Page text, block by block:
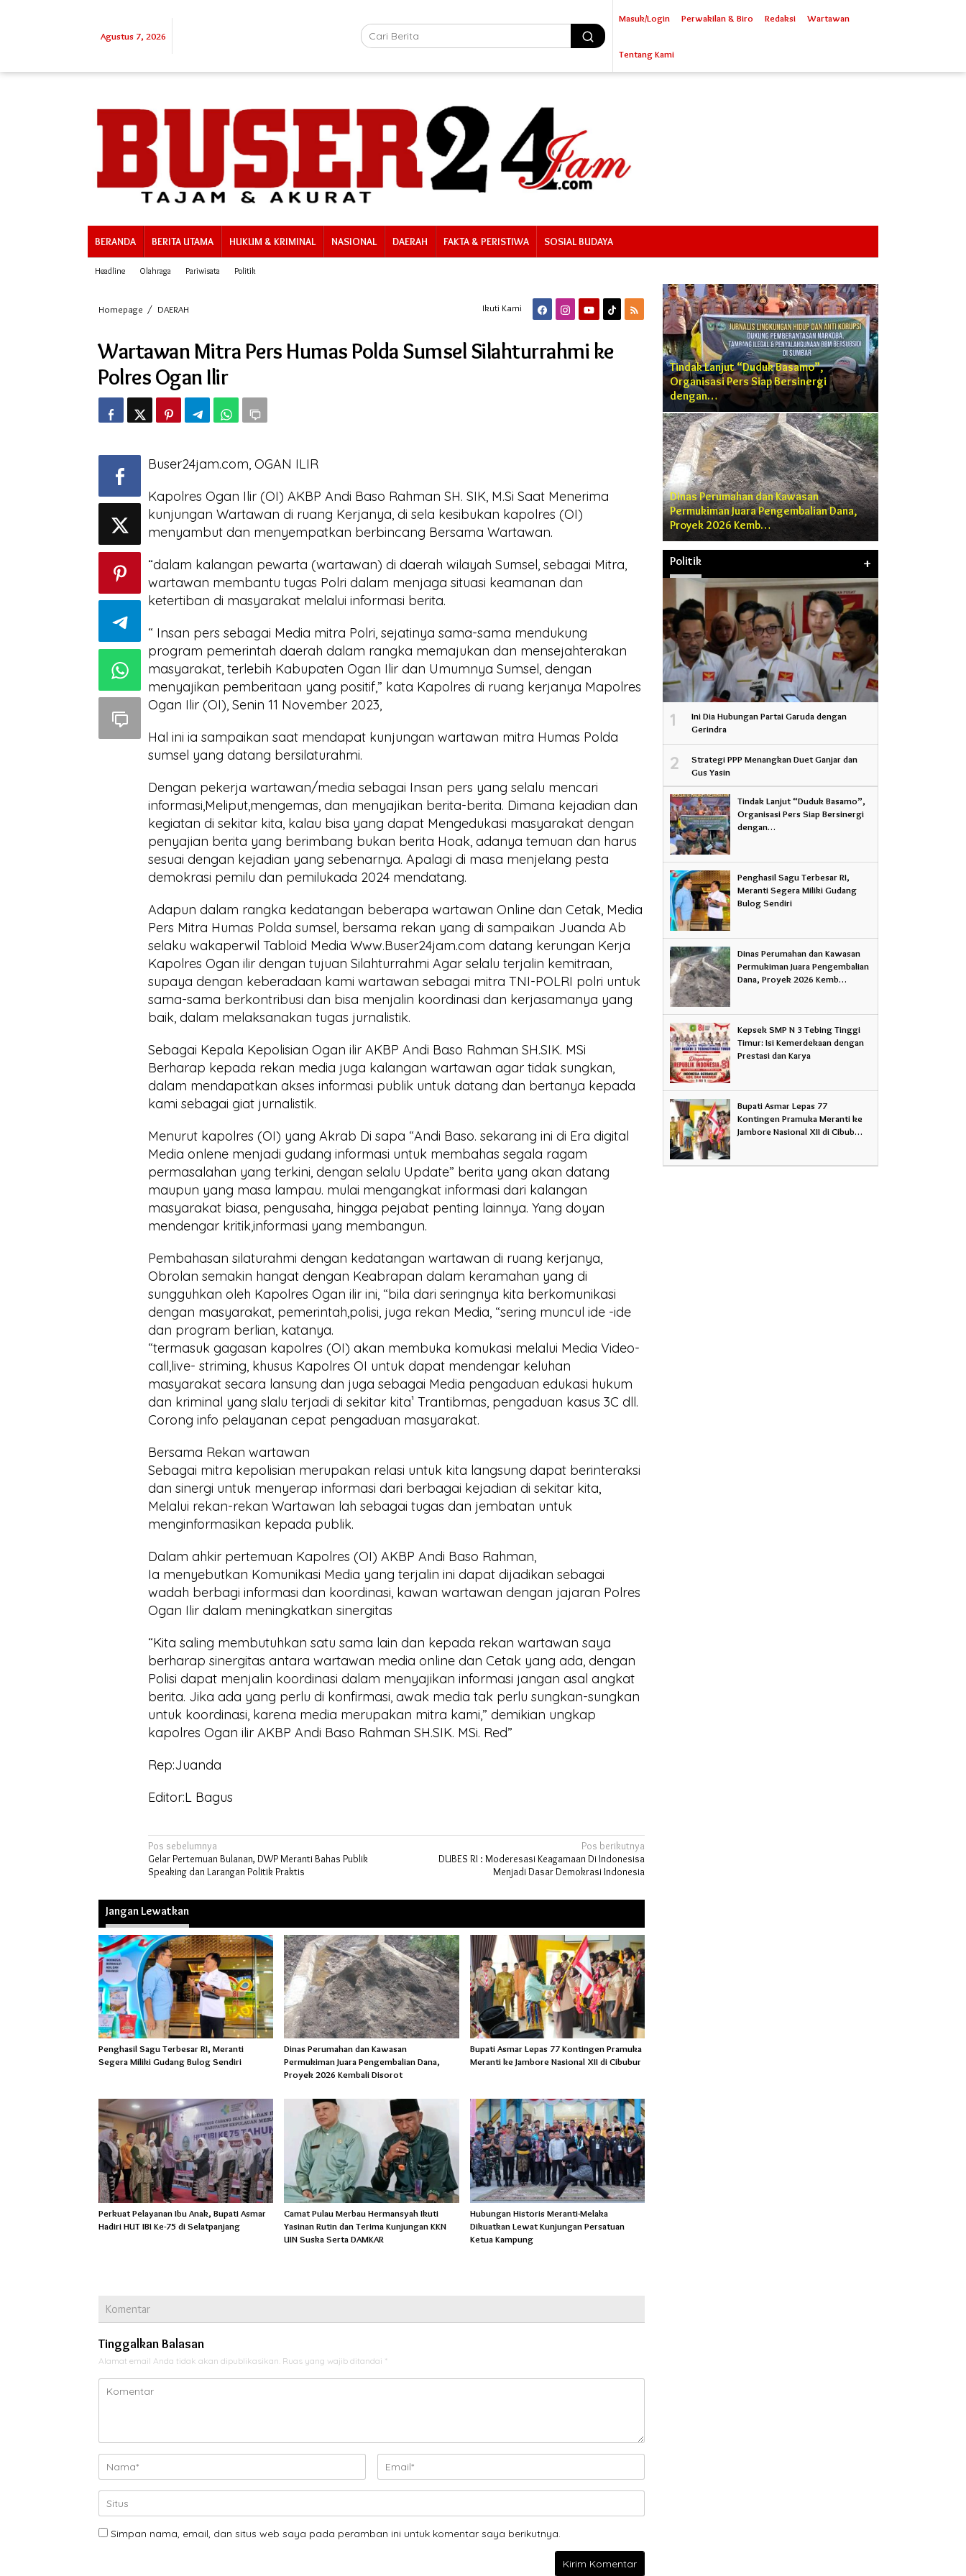
Agustus 7, 2026
Masuk/Login Perwakilan & Biro Redaksi Wartawan
Tentang Kami
BERANDA BERITA UTAMA HUKUM & KRIMINAL NASIONAL DAERAH FAKTA & PERISTIWA SOSIAL BUDAYA
Headline Olahraga Pariwisata Politik
Homepage / DAERAH
Humas
Polda
Sumsel
Silahturrahmi
ke
Polres
Ogan
Ikuti Kami
Wartawan Mitra Pers Humas Polda Sumsel Silahturrahmi ke
Polres Ogan Ilir
Buser24jam.com, OGAN ILIR
Kapolres Ogan Ilir (OI) AKBP Andi Baso Rahman SH. SIK, M.Si Saat Menerima
kunjungan Wartawan di ruang Kerjanya, di sela kesibukan kapolres (OI)
menyambut dan menyempatkan berbincang Bersama Wartawan.
“dalam kalangan pewarta (wartawan) di daerah wilayah Sumsel, sebagai Mitra,
wartawan membantu tugas Polri dalam menjaga situasi keamanan dan
ketertiban di masyarakat melalui informasi berita.
“ Insan pers sebagai Media mitra Polri, sejatinya sama-sama mendukung
program pemerintah daerah dalam rangka memajukan dan mensejahterakan
masyarakat, terlebih Kabupaten Ogan Ilir dan Umumnya Sumsel, dengan
menyajikan pemberitaan yang positif,” kata Kapolres di ruang kerjanya Mapolres
Ogan Ilir (OI), Senin 11 November 2023,
Hal ini ia sampaikan saat mendapat kunjungan wartawan mitra Humas Polda
sumsel yang datang bersilaturahmi.
Dengan pekerja wartawan/media sebagai Insan pers yang selalu mencari
informasi,Meliput,mengemas, dan menyajikan berita-berita. Dimana kejadian dan
kegiatan di sekitar kita, kalau bisa yang dapat Mengedukasi masyarakat dengan
penyajian berita yang berimbang bukan berita Hoak, adanya temuan dan harus
sesuai dengan kejadian yang sebenarnya. Apalagi di masa menjelang pesta
demokrasi pemilu dan pemilukada 2024 mendatang.
Adapun dalam rangka kedatangan beberapa wartawan Online dan Cetak, Media
Pers Mitra Humas Polda sumsel, bersama rekan yang di sampaikan Juanda Ab
selaku wakaperwil Tabloid Media Www.Buser24jam.com datang kerungan Kerja
Kapolres Ogan ilir dengan tujuan Silahturrahmi Agar selalu terjalin kemitraan,
supaya dengan keberadaan kami wartawan sebagai mitra TNI-POLRI polri untuk
sama-sama berkontribusi dan bisa menjalin koordinasi dan kerjasamanya yang
baik, dalam melaksanakan tugas jurnalistik.
Sebagai Kepala Kepolisian Ogan ilir AKBP Andi Baso Rahman SH.SIK. MSi
Berharap kepada rekan media juga kalangan wartawan agar tidak sungkan,
dalam mendapatkan akses informasi publik untuk datang dan bertanya kepada
kami sebagai giat jurnalistik.
Menurut kapolres (OI) yang Akrab Di sapa “Andi Baso. sekarang ini di Era digital
Media onlene menjadi gudang informasi untuk membahas segala ragam
permasalahan yang terkini, dengan selalu Update” berita yang akan datang
maupun yang masa lampau. mulai mengangkat informasi dari kalangan
masyarakat biasa, pengusaha, hingga pejabat penting lainnya. Yang doyan
mendengar kritik,informasi yang membangun.
Pembahasan silaturahmi dengan kedatangan wartawan di ruang kerjanya,
Obrolan semakin hangat dengan Keabrapan dalam keramahan yang di
sungguhkan oleh Kapolres Ogan ilir ini, “bila dari seringnya kita berkomunikasi
dengan masyarakat, pemerintah,polisi, juga rekan Media, “sering muncul ide -ide
dan program berlian, katanya.
“termasuk gagasan kapolres (OI) akan membuka komukasi melalui Media Video-
call,live- striming, khusus Kapolres OI untuk dapat mendengar keluhan
masyarakat secara lansung dan juga sebagai Media pengaduan edukasi hukum
dan kriminal yang slalu terjadi di sekitar kita¹ Trantibmas, pengaduan kasus 3C dll.
Corong info pelayanan cepat pengaduan masyarakat.
Bersama Rekan wartawan
Sebagai mitra kepolisian merupakan relasi untuk kita langsung dapat berinteraksi
dan sinergi untuk menyerap informasi dari berbagai kejadian di sekitar kita,
Melalui rekan-rekan Wartawan lah sebagai tugas dan jembatan untuk
menginformasikan kepada publik.
Dalam ahkir pertemuan Kapolres (OI) AKBP Andi Baso Rahman,
Ia menyebutkan Komunikasi Media yang terjalin ini dapat dijadikan sebagai
wadah berbagi informasi dan koordinasi, kawan wartawan dengan jajaran Polres
Ogan Ilir dalam meningkatkan sinergitas
“Kita saling membutuhkan satu sama lain dan kepada rekan wartawan saya
berharap sinergitas antara wartawan media online dan Cetak yang ada, dengan
Polisi dapat menjalin koordinasi dalam menyajikan informasi jangan asal angkat
berita. Jika ada yang perlu di konfirmasi, awak media tak perlu sungkan-sungkan
untuk koordinasi, karena media merupakan mitra kami,” demikian ungkap
kapolres Ogan ilir AKBP Andi Baso Rahman SH.SIK. MSi. Red”
Rep:Juanda
Editor:L Bagus
Navigasi
pos
Pos sebelumnya
Gelar Pertemuan Bulanan, DWP Meranti Bahas Publik
Speaking dan Larangan Politik Praktis
Pos berikutnya
DUBES RI : Moderesasi Keagamaan Di Indonesisa
Menjadi Dasar Demokrasi Indonesia
Jangan Lewatkan
Penghasil Sagu Terbesar RI, Meranti
Segera Miliki Gudang Bulog Sendiri
Dinas Perumahan dan Kawasan
Permukiman Juara Pengembalian Dana,
Proyek 2026 Kembali Disorot
Bupati Asmar Lepas 77 Kontingen Pramuka
Meranti ke Jambore Nasional XII di Cibubur
Perkuat Pelayanan Ibu Anak, Bupati Asmar
Hadiri HUT IBI Ke-75 di Selatpanjang
Camat Pulau Merbau Hermansyah Ikuti
Yasinan Rutin dan Terima Kunjungan KKN
UIN Suska Serta DAMKAR
Hubungan Historis Meranti-Melaka
Dikuatkan Lewat Kunjungan Persatuan
Ketua Kampung
Komentar
Tinggalkan Balasan
Alamat email Anda tidak akan dipublikasikan. Ruas yang wajib ditandai *
Simpan nama, email, dan situs web saya pada peramban ini untuk komentar saya berikutnya.
Tindak Lanjut “Duduk Basamo”,
Organisasi Pers Siap Bersinergi
dengan…
Dinas Perumahan dan Kawasan
Permukiman Juara Pengembalian Dana,
Proyek 2026 Kemb…
Politik +
1
Ini Dia Hubungan Partai Garuda dengan
Gerindra
2
Strategi PPP Menangkan Duet Ganjar dan
Gus Yasin
Tindak Lanjut “Duduk Basamo”,
Organisasi Pers Siap Bersinergi
dengan…
Penghasil Sagu Terbesar RI,
Meranti Segera Miliki Gudang
Bulog Sendiri
Dinas Perumahan dan Kawasan
Permukiman Juara Pengembalian
Dana, Proyek 2026 Kemb…
Kepsek SMP N 3 Tebing Tinggi
Timur: Isi Kemerdekaan dengan
Prestasi dan Karya
Bupati Asmar Lepas 77
Kontingen Pramuka Meranti ke
Jambore Nasional XII di Cibub…